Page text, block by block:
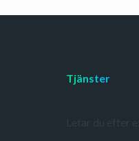
Tjänster
Letar du efter